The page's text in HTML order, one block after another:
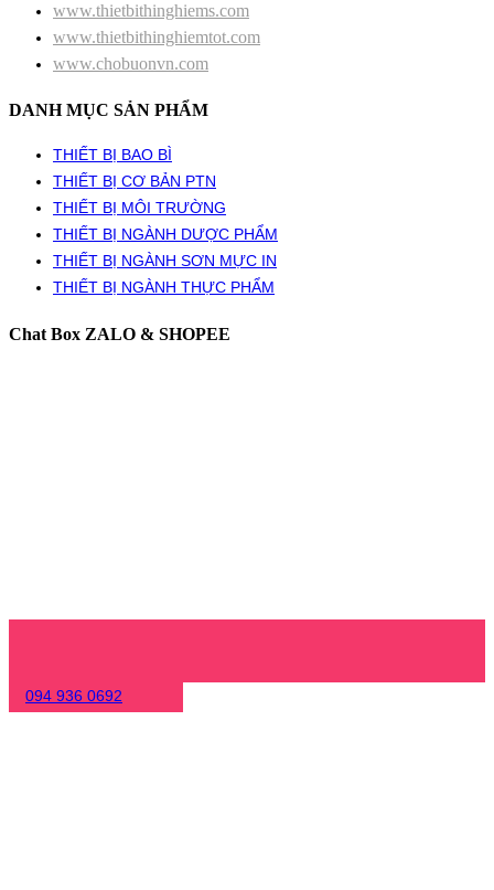
www.thietbithinghiems.com
www.thietbithinghiemtot.com
www.chobuonvn.com
DANH MỤC SẢN PHẨM
THIẾT BỊ BAO BÌ
THIẾT BỊ CƠ BẢN PTN
THIẾT BỊ MÔI TRƯỜNG
THIẾT BỊ NGÀNH DƯỢC PHẨM
THIẾT BỊ NGÀNH SƠN MỰC IN
THIẾT BỊ NGÀNH THỰC PHẨM
Chat Box ZALO & SHOPEE
094 936 0692